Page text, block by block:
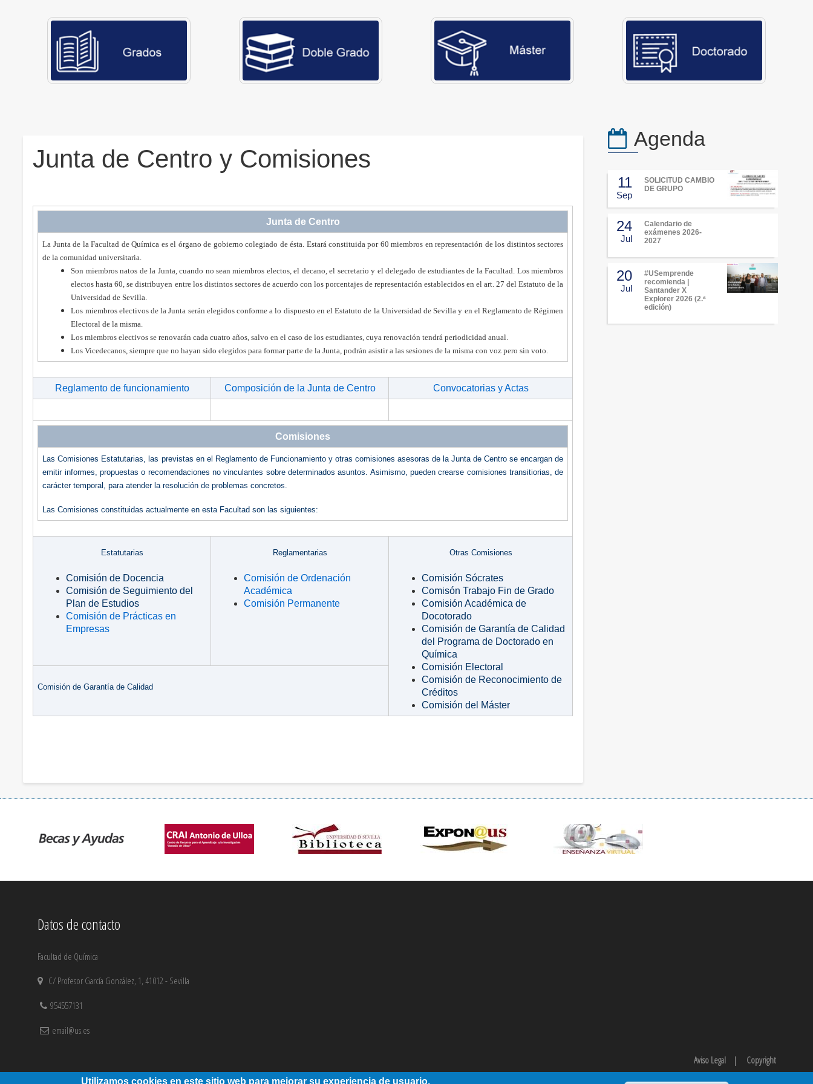
Junta de Centro y Comisiones
Junta de Centro
La Junta de la Facultad de Química es el órgano de gobierno colegiado de ésta. Estará constituida por 60 miembros en representación de los distintos sectores
de la comunidad universitaria.
Son miembros natos de la Junta, cuando no sean miembros electos, el decano, el secretario y el delegado de estudiantes de la Facultad. Los miembros
electos hasta 60, se distribuyen entre los distintos sectores de acuerdo con los porcentajes de representación establecidos en el art. 27 del Estatuto de la
Universidad de Sevilla.
Los miembros electivos de la Junta serán elegidos conforme a lo dispuesto en el Estatuto de la Universidad de Sevilla y en el Reglamento de Régimen
Electoral de la misma.
Los miembros electivos se renovarán cada cuatro años, salvo en el caso de los estudiantes, cuya renovación tendrá periodicidad anual.
Los Vicedecanos, siempre que no hayan sido elegidos para formar parte de la Junta, podrán asistir a las sesiones de la misma con voz pero sin voto.
Reglamento de funcionamiento Composición de la Junta de Centro Convocatorias y Actas
Comisiones
Las Comisiones Estatutarias, las previstas en el Reglamento de Funcionamiento y otras comisiones asesoras de la Junta de Centro se encargan de
emitir informes, propuestas o recomendaciones no vinculantes sobre determinados asuntos. Asimismo, pueden crearse comisiones transitiorias, de
carácter temporal, para atender la resolución de problemas concretos.
Las Comisiones constituidas actualmente en esta Facultad son las siguientes:
Estatutarias
Comisión de Docencia
Comisión de Seguimiento del
Plan de Estudios
Comisión de Prácticas en
Empresas
Reglamentarias
Comisión de Ordenación
Académica
Comisión Permanente
Otras Comisiones
Comisión Sócrates
Comisón Trabajo Fin de Grado
Comisión Académica de
Docotorado
Comisión de Garantía de Calidad
del Programa de Doctorado en
Química
Comisión Electoral
Comisión de Reconocimiento de
Créditos
Comisión del Máster
Comisión de Garantía de Calidad
Agenda
11
Sep
SOLICITUD CAMBIO
DE GRUPO
24
Jul
Calendario de
exámenes 2026-
2027
20
Jul
#USemprende
recomienda |
Santander X
Explorer 2026 (2.ª
edición)
Datos de contacto
Facultad de Química
C/ Profesor García González, 1, 41012 - Sevilla
954557131
email@us.es
Aviso Legal | Copyright
Utilizamos cookies en este sitio web para mejorar su experiencia de usuario.